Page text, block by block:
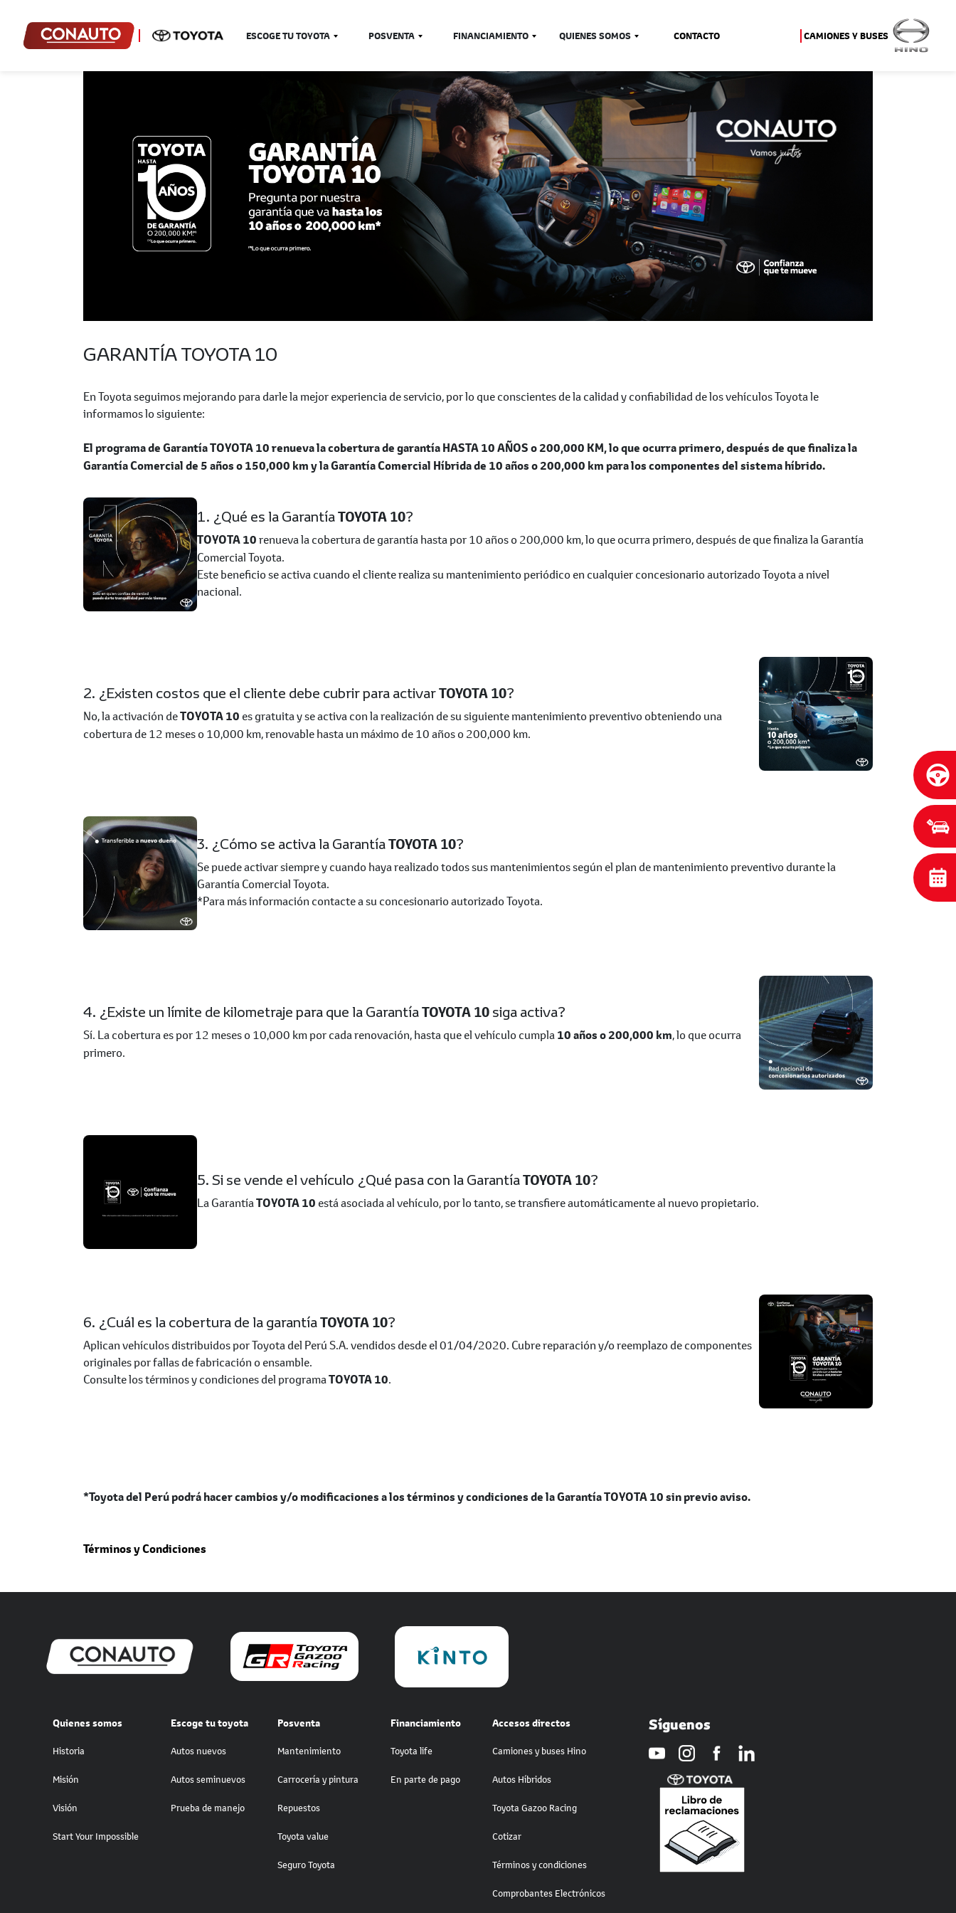
ESCOGE TU TOYOTA POSVENTA FINANCIAMIENTO QUIENES SOMOS CONTACTO CAMIONES Y BUSES
GARANTÍA TOYOTA 10
En Toyota seguimos mejorando para darle la mejor experiencia de servicio, por lo que conscientes de la calidad y confiabilidad de los vehículos Toyota le
informamos lo siguiente:
El programa de Garantía TOYOTA 10 renueva la cobertura de garantía HASTA 10 AÑOS o 200,000 KM, lo que ocurra primero, después de que finaliza la
Garantía Comercial de 5 años o 150,000 km y la Garantía Comercial Híbrida de 10 años o 200,000 km para los componentes del sistema híbrido.
1. ¿Qué es la GarantíaTOYOTA 10?
TOYOTA 10 renueva la cobertura de garantía hasta por 10 años o 200,000 km, lo que ocurra primero, después de que finaliza la Garantía
Comercial Toyota.
Este beneficio se activa cuando el cliente realiza su mantenimiento periódico en cualquier concesionario autorizado Toyota a nivel
nacional.
2. ¿Existen costos que el cliente debe cubrir para activarTOYOTA 10?
No, la activación deTOYOTA 10 es gratuita y se activa con la realización de su siguiente mantenimiento preventivo obteniendo una
cobertura de 12 meses o 10,000 km, renovable hasta un máximo de 10 años o 200,000 km.
3. ¿Cómo se activa la GarantíaTOYOTA 10?
Se puede activar siempre y cuando haya realizado todos sus mantenimientos según el plan de mantenimiento preventivo durante la
Garantía Comercial Toyota.
*Para más información contacte a su concesionario autorizado Toyota.
4. ¿Existe un límite de kilometraje para que la GarantíaTOYOTA 10siga activa?
Sí. La cobertura es por 12 meses o 10,000 km por cada renovación, hasta que el vehículo cumpla 10 años o 200,000 km, lo que ocurra
primero.
5. Si se vende el vehículo ¿Qué pasa con la GarantíaTOYOTA 10?
La GarantíaTOYOTA 10 está asociada al vehículo, por lo tanto, se transfiere automáticamente al nuevo propietario.
6. ¿Cuál es la cobertura de la garantíaTOYOTA 10?
Aplican vehículos distribuidos por Toyota del Perú S.A. vendidos desde el 01/04/2020. Cubre reparación y/o reemplazo de componentes
originales por fallas de fabricación o ensamble.
Consulte los términos y condiciones del programaTOYOTA 10.
*Toyota del Perú podrá hacer cambios y/o modificaciones a los términos y condiciones de la Garantía TOYOTA 10 sin previo aviso.
Términos y Condiciones
Quienes somos
Historia
Misión
Visión
Start Your Impossible
Escoge tu toyota
Autos nuevos
Autos seminuevos
Prueba de manejo
Posventa
Mantenimiento
Carrocería y pintura
Repuestos
Toyota value
Seguro Toyota
Financiamiento
Toyota life
En parte de pago
Accesos directos
Camiones y buses Hino
Autos Híbridos
Toyota Gazoo Racing
Cotizar
Términos y condiciones
Comprobantes Electrónicos
Síguenos